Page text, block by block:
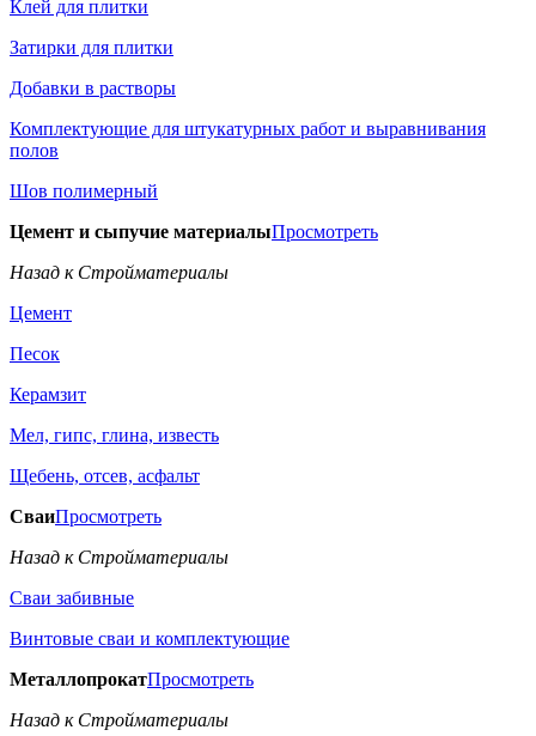
Клей для плитки
Затирки для плитки
Добавки в растворы
Комплектующие для штукатурных работ и выравнивания
полов
Шов полимерный
Цемент и сыпучие материалыПросмотреть
Назад к Стройматериалы
Цемент
Песок
Керамзит
Мел, гипс, глина, известь
Щебень, отсев, асфальт
СваиПросмотреть
Назад к Стройматериалы
Сваи забивные
Винтовые сваи и комплектующие
МеталлопрокатПросмотреть
Назад к Стройматериалы